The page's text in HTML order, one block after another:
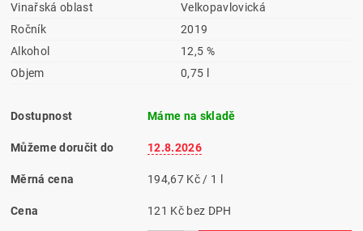
Vinařská oblast
Velkopavlovická
Ročník
2019
Alkohol
12,5 %
Objem
0,75 l
Dostupnost Máme na skladě
Můžeme doručit do 12.8.2026
Měrná cena 194,67 Kč / 1 l
Cena 121 Kč bez DPH